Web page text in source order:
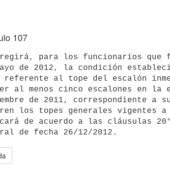
107
de 2012, la condición
referente al tope del escalón
al menos cinco escalones en
de 2011, correspondiente a
los topes generales vigentes
de acuerdo a las cláusulas